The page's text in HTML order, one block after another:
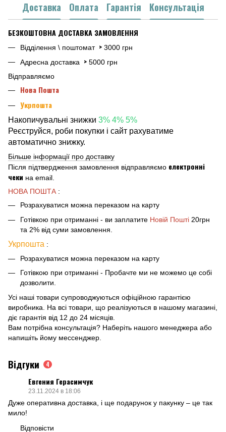
Доставка Оплата Гарантія Консультація
БЕЗКОШТОВНА ДОСТАВКА ЗАМОВЛЕННЯ
Відділення \ поштомат > 3000 грн
Адресна доставка
> 5000 грн
Відправляємо
Нова Пошта
Укрпошта
Накопичувальні знижки 3% 4% 5%
Реєструйся, роби покупки і сайт рахуватиме
автоматично знижку.
Більше інформації про доставку
Після підтвердження замовлення відправляємо електронні
чеки на email.
НОВА ПОШТА :
Розрахуватися можна переказом на карту
Готівкою при отриманні - ви заплатите Новій Пошті 20грн
та 2% від суми замовлення.
Укрпошта :
Розрахуватися можна переказом на карту
Готівкою при отриманні - Пробачте ми не можемо це собі
дозволити.
Усі наші товари супроводжуються офіційною гарантією
виробника. На всі товари, що реалізуються в нашому магазині,
діє гарантія від 12 до 24 місяців.
Вам потрібна консультація? Наберіть нашого менеджера або
напишіть йому мессенджер.
Відгуки 4
Евгения Герасимчук
23.11.2024 в 18:06
Дуже оперативна доставка, і ще подарунок у пакунку – це так
мило!
Відповісти